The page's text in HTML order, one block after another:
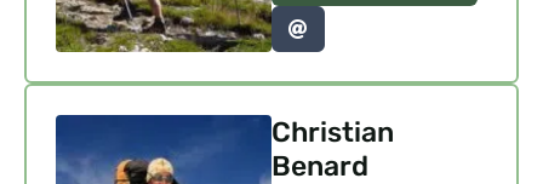
Christian
Benard